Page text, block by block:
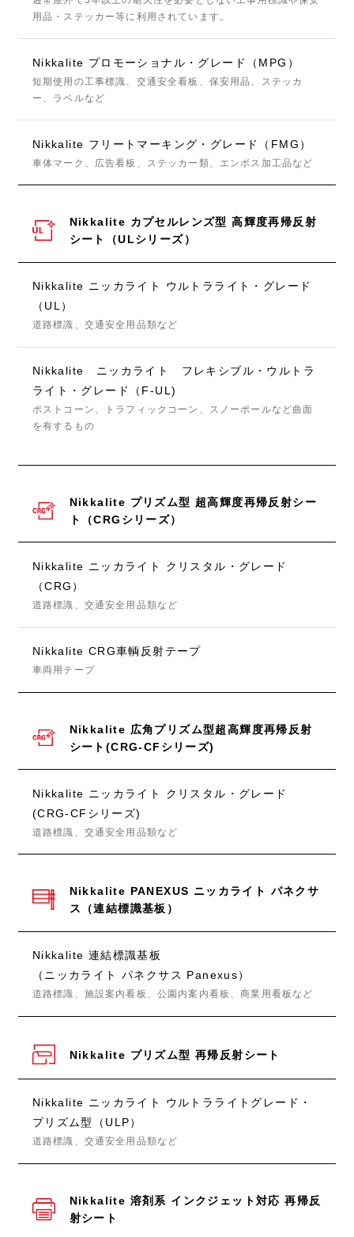
用品・ステッカー等に利用されています。
Nikkalite プロモーショナル・グレード（MPG）
短期使用の工事標識、交通安全看板、保安用品、ステッカ
ー、ラベルなど
Nikkalite フリートマーキング・グレード（FMG）
車体マーク、広告看板、ステッカー類、エンボス加工品など
Nikkalite カプセルレンズ型 高輝度再帰反射
シート（ULシリーズ）
Nikkalite ニッカライト ウルトラライト・グレード
（UL）
道路標識、交通安全用品類など
Nikkalite ニッカライト フレキシブル・ウルトラ
ライト・グレード（F-UL)
ポストコーン、トラフィックコーン、スノーポールなど曲面
を有するもの
Nikkalite プリズム型 超高輝度再帰反射シー
ト（CRGシリーズ）
Nikkalite ニッカライト クリスタル・グレード
（CRG）
道路標識、交通安全用品類など
Nikkalite CRG車輌反射テープ
車両用テープ
Nikkalite 広角プリズム型超高輝度再帰反射
シート(CRG-CFシリーズ)
Nikkalite ニッカライト クリスタル・グレード
(CRG-CFシリーズ)
道路標識、交通安全用品類など
Nikkalite PANEXUS ニッカライト パネクサ
ス（連結標識基板）
Nikkalite 連結標識基板
（ニッカライト パネクサス Panexus）
道路標識、施設案内看板、公園内案内看板、商業用看板など
Nikkalite プリズム型 再帰反射シート
Nikkalite ニッカライト ウルトラライトグレード・
プリズム型（ULP）
道路標識、交通安全用品類など
Nikkalite 溶剤系 インクジェット対応 再帰反
射シート